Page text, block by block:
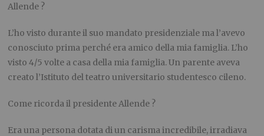
Allende ?
L’ho visto durante il suo mandato presidenziale ma l’avevo
conosciuto prima perché era amico della mia famiglia. L’ho
visto 4/5 volte a casa della mia famiglia. Un parente aveva
creato l’Istituto del teatro universitario studentesco cileno.
Come ricorda il presidente Allende ?
Era una persona dotata di un carisma incredibile, irradiava